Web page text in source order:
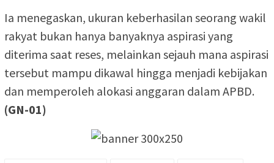
Ia menegaskan, ukuran keberhasilan seorang wakil
rakyat bukan hanya banyaknya aspirasi yang
diterima saat reses, melainkan sejauh mana aspirasi
tersebut mampu dikawal hingga menjadi kebijakan
dan memperoleh alokasi anggaran dalam APBD.
(GN-01)